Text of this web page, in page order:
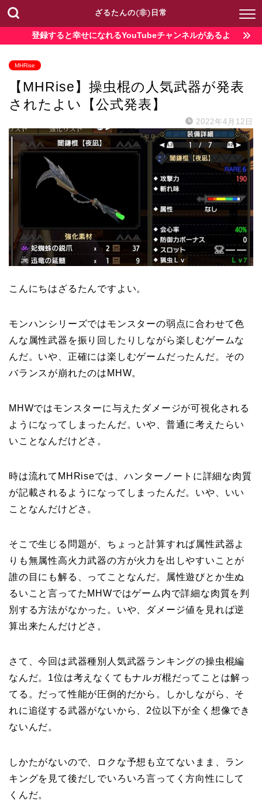
ざるたんの(非)日常
登録すると幸せになれるYouTubeチャンネルがあるよ
MHRise
【MHRise】操虫棍の人気武器が発表
されたよい【公式発表】
2022年4月12日
こんにちはざるたんですよい。
モンハンシリーズではモンスターの弱点に合わせて色
んな属性武器を振り回したりしながら楽しむゲームな
んだ。いや、正確には楽しむゲームだったんだ。その
バランスが崩れたのはMHW。
MHWではモンスターに与えたダメージが可視化される
ようになってしまったんだ。いや、普通に考えたらい
いことなんだけどさ。
時は流れてMHRiseでは、ハンターノートに詳細な肉質
が記載されるようになってしまったんだ。いや、いい
ことなんだけどさ。
そこで生じる問題が、ちょっと計算すれば属性武器よ
りも無属性高火力武器の方が火力を出しやすいことが
誰の目にも解る、ってことなんだ。属性遊びとか生ぬ
るいこと言ってたMHWではゲーム内で詳細な肉質を判
別する方法がなかった。いや、ダメージ値を見れば逆
算出来たんだけどさ。
さて、今回は武器種別人気武器ランキングの操虫棍編
なんだ。1位は考えなくてもナルガ棍だってことは解っ
てる。だって性能が圧倒的だから。しかしながら、そ
れに追従する武器がないから、2位以下が全く想像でき
ないんだ。
しかたがないので、ロクな予想も立てないまま、ラン
キングを見て後だしでいろいろ言ってく方向性にして
くんだ。